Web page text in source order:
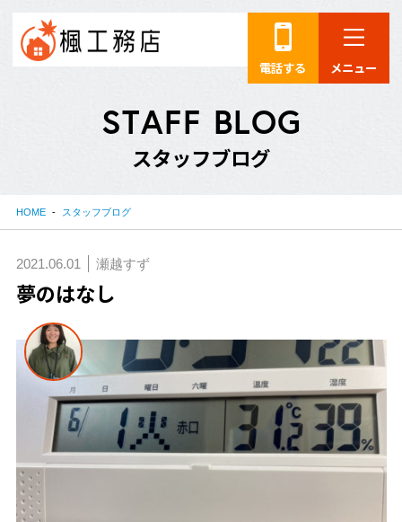
電話する メニュー
STAFF BLOG
スタッフブログ
HOME スタッフブログ
2021.06.01 瀬越すず
夢のはなし